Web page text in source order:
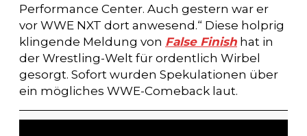
Performance Center. Auch gestern war er
vor WWE NXT dort anwesend.“ Diese holprig
klingende Meldung von False Finish hat in
der Wrestling-Welt für ordentlich Wirbel
gesorgt. Sofort wurden Spekulationen über
ein mögliches WWE-Comeback laut.